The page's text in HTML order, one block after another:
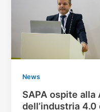
News
SAPA ospite alla
dell’industria 4.0